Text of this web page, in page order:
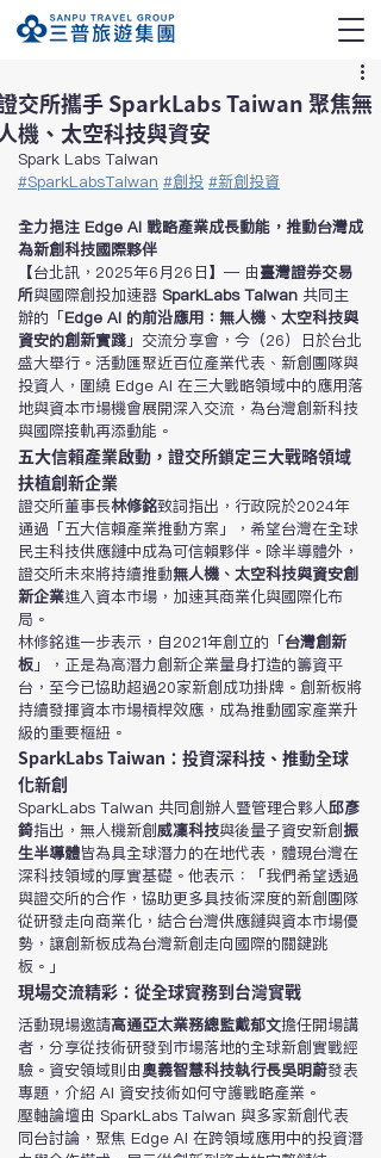
交所攜手 SparkLabs Taiwan 聚焦無
機、太空科技與資安
Spark Labs Taiwan
#SparkLabsTaiwan #創投 #新創投資
全力挹注 Edge AI 戰略產業成長動能，推動台灣成
為新創科技國際夥伴
【台北訊，2025年6月26日】— 由臺灣證券交易
所與國際創投加速器 SparkLabs Taiwan 共同主
辦的「Edge AI 的前沿應用：無人機、太空科技與
資安的創新實踐 」交流分享會，今（26）日於台北
盛大舉行。活動匯聚近百位產業代表、新創團隊與
投資人，圍繞 Edge AI 在三大戰略領域中的應用落
地與資本市場機會展開深入交流，為台灣創新科技
與國際接軌再添動能。
五大信賴產業啟動，證交所鎖定三大戰略領域
扶植創新企業
證交所董事長林修銘致詞指出，行政院於2024年
通過「五大信賴產業推動方案」，希望台灣在全球
民主科技供應鏈中成為可信賴夥伴。除半導體外，
證交所未來將持續推動無人機、太空科技與資安創
新企業進入資本市場，加速其商業化與國際化布
局。
林修銘進一步表示，自2021年創立的「台灣創新
板 」，正是為高潛力創新企業量身打造的籌資平
台，至今已協助超過20家新創成功掛牌。創新板將
持續發揮資本市場槓桿效應，成為推動國家產業升
級的重要樞紐。
SparkLabs Taiwan：投資深科技、推動全球
化新創
SparkLabs Taiwan 共同創辦人暨管理合夥人邱彥
錡指出，無人機新創威凜科技與後量子資安新創振
生半導體皆為具全球潛力的在地代表，體現台灣在
深科技領域的厚實基礎。他表示：「我們希望透過
與證交所的合作，協助更多具技術深度的新創團隊
從研發走向商業化，結合台灣供應鏈與資本市場優
勢，讓創新板成為台灣新創走向國際的關鍵跳
板。」
現場交流精彩：從全球實務到台灣實戰
活動現場邀請高通亞太業務總監戴郁文擔任開場講
者，分享從技術研發到市場落地的全球新創實戰經
驗。資安領域則由奧義智慧科技執行長吳明蔚發表
專題，介紹 AI 資安技術如何守護戰略產業。
壓軸論壇由 SparkLabs Taiwan 與多家新創代表
同台討論，聚焦 Edge AI 在跨領域應用中的投資潛